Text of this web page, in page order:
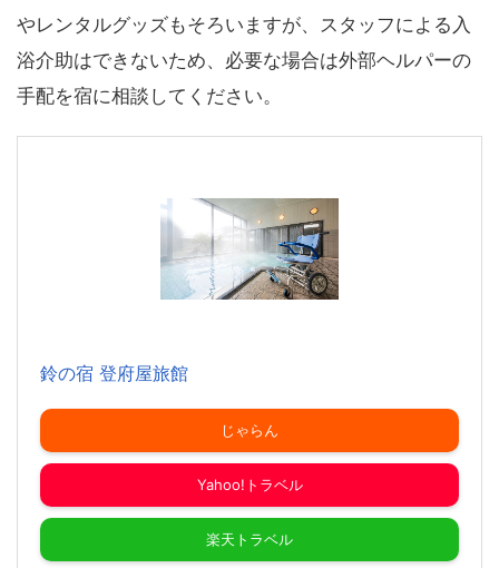
やレンタルグッズもそろいますが、スタッフによる入
浴介助はできないため、必要な場合は外部ヘルパーの
手配を宿に相談してください。
鈴の宿 登府屋旅館
じゃらん
Yahoo!トラベル
楽天トラベル